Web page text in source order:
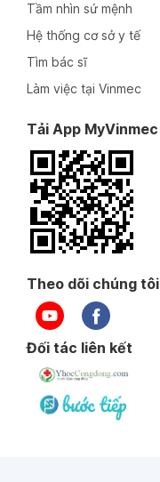
Tầm nhìn sứ mệnh
Hệ thống cơ sở y tế
Tìm bác sĩ
Làm việc tại Vinmec
Tải App MyVinmec
Theo dõi chúng tôi
Đối tác liên kết